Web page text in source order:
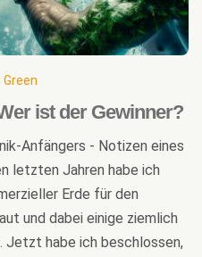
Green
ist der Gewinner?
Anfängers - Notizen eines
letzten Jahren habe ich
Erde für den
und dabei einige ziemlich
Jetzt habe ich beschlossen,